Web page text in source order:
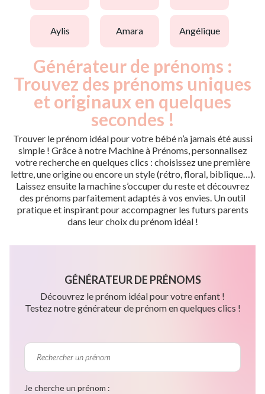
aylis amara angélique
Générateur de prénoms :
Trouvez des prénoms uniques
et originaux en quelques
secondes !
Trouver le prénom idéal pour votre bébé n’a jamais été aussi
simple ! Grâce à notre Machine à Prénoms, personnalisez
votre recherche en quelques clics : choisissez une première
lettre, une origine ou encore un style (rétro, floral, biblique…).
Laissez ensuite la machine s’occuper du reste et découvrez
des prénoms parfaitement adaptés à vos envies. Un outil
pratique et inspirant pour accompagner les futurs parents
dans leur choix du prénom idéal !
GÉNÉRATEUR DE PRÉNOMS
Découvrez le prénom idéal pour votre enfant !
Testez notre générateur de prénom en quelques clics !
Je cherche un prénom :